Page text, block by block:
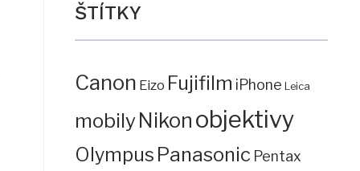
ŠTÍTKY
Canon Eizo Fujifilm iPhone Leica
mobilyNikon objektivy
Olympus Panasonic Pentax